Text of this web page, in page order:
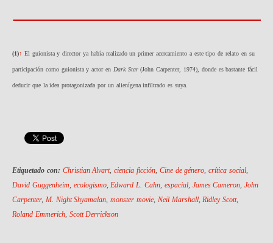
(1)↑ El guionista y director ya había realizado un primer acercamiento a este tipo de relato en su
participación como guionista y actor en Dark Star(John Carpenter, 1974), donde es bastante fácil
deducir que la idea protagonizada por un alienígena infiltrado es suya.
Etiquetado con: Christian Alvart,ciencia ficción, Cine de género,crítica social,
David Guggenheim, ecologismo,Edward L. Cahn, espacial, James Cameron,John
Carpenter, M. Night Shyamalan,monster movie, Neil Marshall,Ridley Scott,
Roland Emmerich, Scott Derrickson